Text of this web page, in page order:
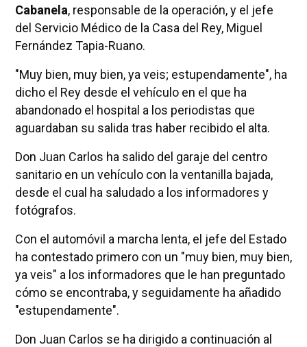
Cabanela, responsable de la operación, y el jefe
del Servicio Médico de la Casa del Rey, Miguel
Fernández Tapia-Ruano.
"Muy bien, muy bien, ya veis; estupendamente", ha
dicho el Rey desde el vehículo en el que ha
abandonado el hospital a los periodistas que
aguardaban su salida tras haber recibido el alta.
Don Juan Carlos ha salido del garaje del centro
sanitario en un vehículo con la ventanilla bajada,
desde el cual ha saludado a los informadores y
fotógrafos.
Con el automóvil a marcha lenta, el jefe del Estado
ha contestado primero con un "muy bien, muy bien,
ya veis" a los informadores que le han preguntado
cómo se encontraba, y seguidamente ha añadido
"estupendamente".
Don Juan Carlos se ha dirigido a continuación al